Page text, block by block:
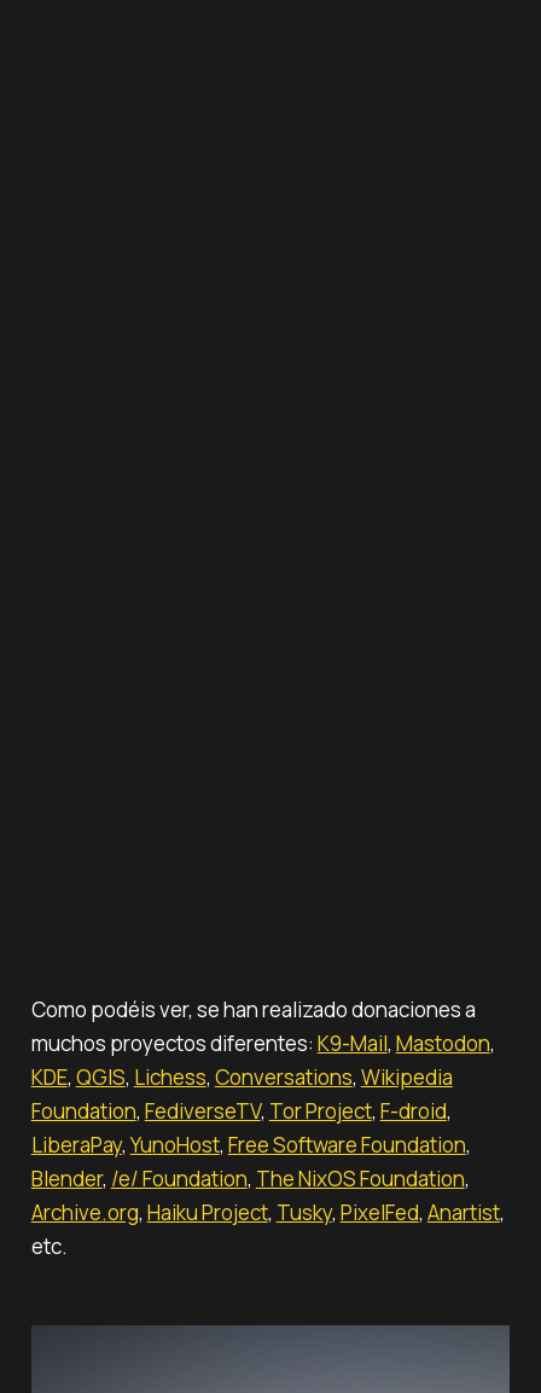
Como podéis ver, se han realizado donaciones a
muchos proyectos diferentes: K9-Mail, Mastodon,
KDE, QGIS, Lichess, Conversations, Wikipedia
Foundation, FediverseTV, Tor Project, F-droid,
LiberaPay,YunoHost, Free Software Foundation,
Blender, /e/ Foundation, The NixOS Foundation,
Archive.org, Haiku Project, Tusky, PixelFed, Anartist,
etc.